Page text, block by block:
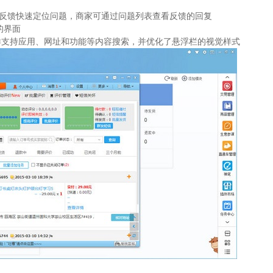
馈快速定位问题，商家可通过问题列表查看反馈的回复
界面
持应用、网址和功能等内容搜索，并优化了悬浮栏的视觉样式